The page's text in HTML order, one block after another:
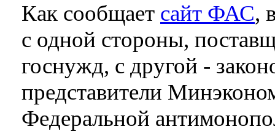
Как сообщает сайт ФАС,
с одной стороны,
госнужд, с другой -
представители
Федеральной